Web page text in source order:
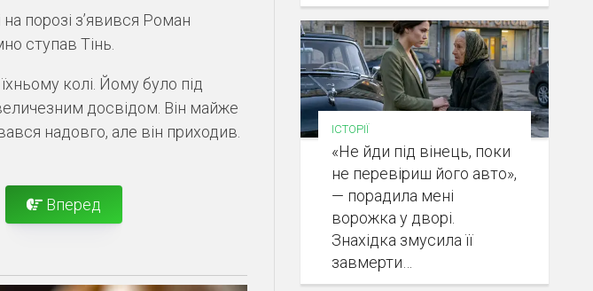
порозі з’явився Роман
ступав Тінь.
колі. Йому було під
досвідом. Він майже
надовго, але він приходив.
Вперед
ІСТОРІЇ
«Не йди під вінець, поки
не перевіриш його авто»,
— порадила мені
ворожка у дворі.
Знахідка змусила її
завмерти…